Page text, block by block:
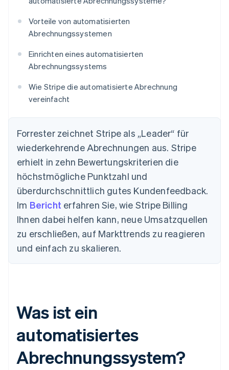
Vorteile von automatisierten
Abrechnungssystemen
Einrichten eines automatisierten
Abrechnungssystems
Wie Stripe die automatisierte Abrechnung
vereinfacht
Forrester zeichnet Stripe als „Leader“ für
wiederkehrende Abrechnungen aus. Stripe
erhielt in zehn Bewertungskriterien die
höchstmögliche Punktzahl und
überdurchschnittlich gutes Kundenfeedback.
Im Bericht erfahren Sie, wie Stripe Billing
Ihnen dabei helfen kann, neue Umsatzquellen
zu erschließen, auf Markttrends zu reagieren
und einfach zu skalieren.
Was ist ein
automatisiertes
Abrechnungssystem?